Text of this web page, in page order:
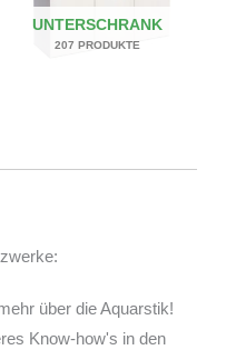
UNTERSCHRANK
207 PRODUKTE
über die Aquarstik!
Know-how's in den